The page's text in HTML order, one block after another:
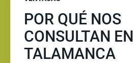
POR QUÉ NOS
CONSULTAN EN
TALAMANCA